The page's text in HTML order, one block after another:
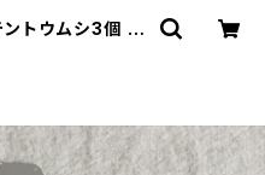
トウムシ3個 | l